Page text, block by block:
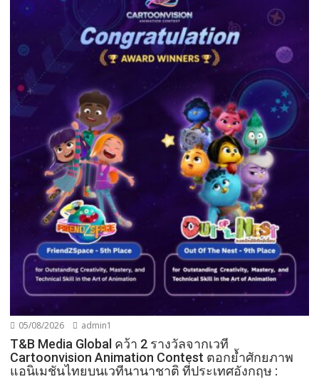
05/08/2026 admin1
T&B Media Global คว้า 2 รางวัลจากเวที
Cartoonvision Animation Contest ตอกย้ำศักยภาพ
แอนิเมชันไทยบนเวทีนานาชาติ ที่ประเทศอังกฤษ :